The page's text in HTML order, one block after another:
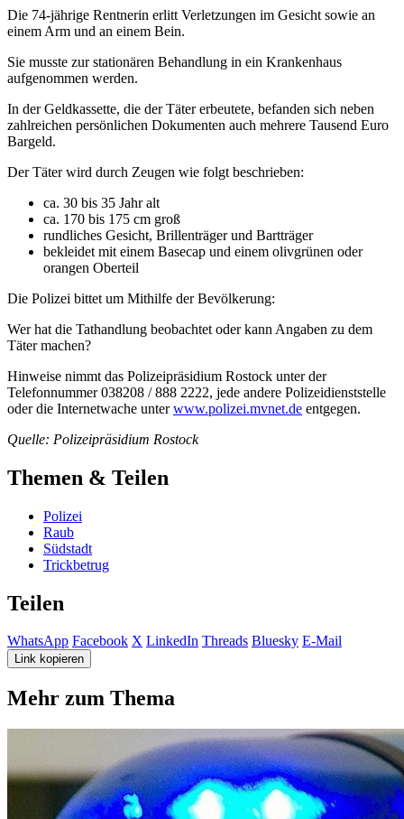
Die 74-jährige Rentnerin erlitt Verletzungen im Gesicht sowie an
einem Arm und an einem Bein.
Sie musste zur stationären Behandlung in ein Krankenhaus
aufgenommen werden.
In der Geldkassette, die der Täter erbeutete, befanden sich neben
zahlreichen persönlichen Dokumenten auch mehrere Tausend Euro
Bargeld.
Der Täter wird durch Zeugen wie folgt beschrieben:
ca. 30 bis 35 Jahr alt
ca. 170 bis 175 cm groß
rundliches Gesicht, Brillenträger und Bartträger
bekleidet mit einem Basecap und einem olivgrünen oder
orangen Oberteil
Die Polizei bittet um Mithilfe der Bevölkerung:
Wer hat die Tathandlung beobachtet oder kann Angaben zu dem
Täter machen?
Hinweise nimmt das Polizeipräsidium Rostock unter der
Telefonnummer 038208 / 888 2222, jede andere Polizeidienststelle
oder die Internetwache unterwww.polizei.mvnet.de entgegen.
Quelle: Polizeipräsidium Rostock
Themen & Teilen
Polizei
Raub
Südstadt
Trickbetrug
Teilen
WhatsApp Facebook X LinkedIn Threads Bluesky E-Mail
Link kopieren
Mehr zum Thema